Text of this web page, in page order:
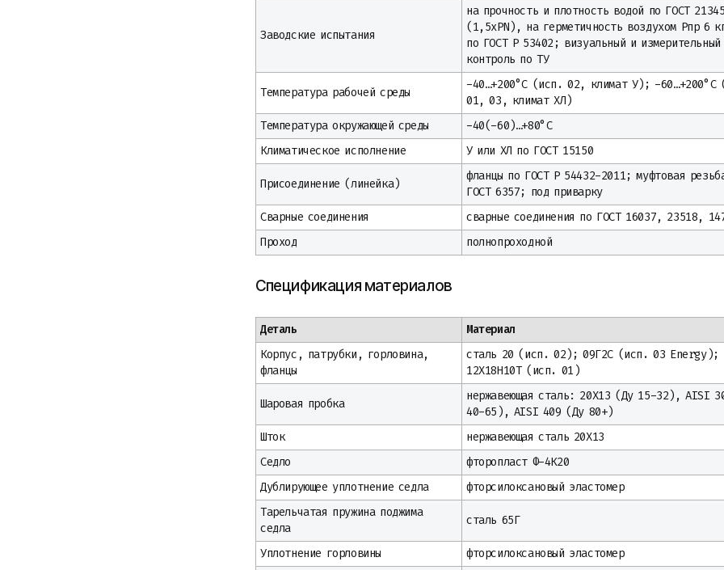
Заводские испытания
на прочность и плотность водой по ГОСТ
(1,5xPN), на герметичность воздухом Рпр 6
по ГОСТ Р 53402; визуальный и измерительный
контроль по ТУ
Температура рабочей среды
-40…+200°С (исп. 02, климат У); -60…+200°С
01, 03, климат ХЛ)
Температура окружающей среды
-40(-60)…+80°С
Климатическое исполнение
У или ХЛ по ГОСТ 15150
Присоединение (линейка)
фланцы по ГОСТ Р 54432-2011; муфтовая
ГОСТ 6357; под приварку
Сварные соединения
сварные соединения по ГОСТ 16037, 23518,
Проход
полнопроходной
Спецификация материалов
Деталь
Материал
Корпус, патрубки, горловина,
фланцы
сталь 20 (исп. 02); 09Г2С (исп. 03 Energy);
12Х18Н10Т (исп. 01)
Шаровая пробка
нержавеющая сталь: 20Х13 (Ду 15-32), AISI
40-65), AISI 409 (Ду 80+)
Шток
нержавеющая сталь 20Х13
Седло
фторопласт Ф-4К20
Дублирующее уплотнение седла
фторсилоксановый эластомер
Тарельчатая пружина поджима
седла
сталь 65Г
Уплотнение горловины
фторсилоксановый эластомер